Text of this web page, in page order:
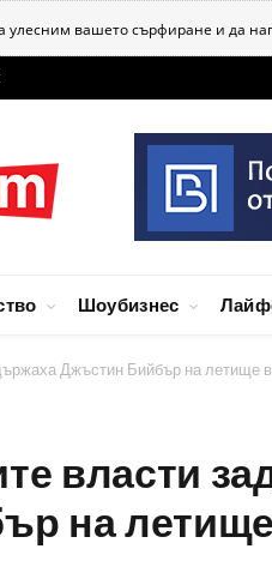
улесним вашето сърфиране и да
Шоубизнес
Джъстин Бийбър на летище
власти
на